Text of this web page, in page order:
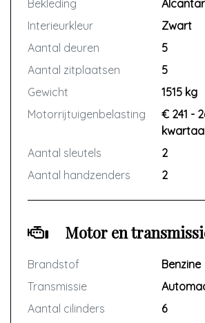
Bekleding
Interieurkleur
Zwart
Aantal deuren
5
Aantal zitplaatsen
5
Gewicht
1515 kg
Motorrijtuigenbelasting
€ 241 -
Aantal sleutels
2
Aantal handzenders
2
Motor en
Brandstof
Benzine
Transmissie
Aantal cilinders
6